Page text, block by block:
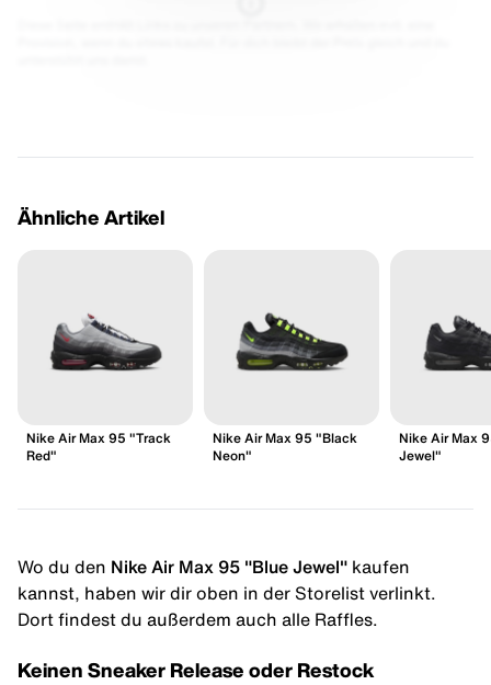
Ähnliche Artikel
Nike Air Max 95 "Track
Red"
Nike Air Max 95 "Black
Neon"
Nike Air Max
Jewel"
Wo du den Nike Air Max 95 "Blue Jewel" kaufen
kannst, haben wir dir oben in der Storelist verlinkt.
Dort findest du außerdem auch alle Raffles.
Keinen Sneaker Release oder Restock